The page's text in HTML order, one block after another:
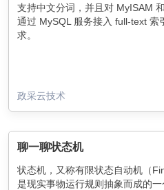
支持中文分词，并且对 MyISAM
通过 MySQL 服务接入 full-text 索
求。
政采云技术
聊一聊状态机
状态机，又称有限状态自动机（
是现实事物运行规则抽象而成的一